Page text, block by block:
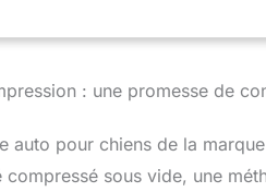
compagnie
intérieure du
chien est un
Confortable et
: une promesse de
auto pour chiens de la
sous vide, une